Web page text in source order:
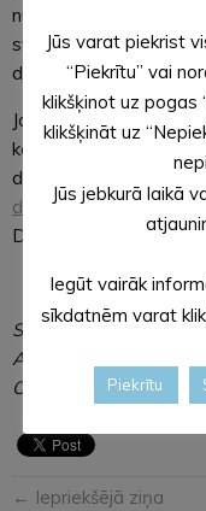
nu jau vairākus gadus
svētku rīkotāji aicina
deklarētos mazuļus,
Jaundzimušo novada
ka viņu mazuli sumina
dalībai līdz 28. jūlijam,
Dārza ielā 11,
SAGATAVOJA: Lāsma
Alūksnes novada
Centrālās
← Iepriekšējā ziņa
Jūs varat piekrist
“Piekrītu” vai
klikšķinot uz pogas
klikšķināt uz
Jūs jebkurā laikā
Iegūt vairāk
sīkdatnēm varat
Piekrītu